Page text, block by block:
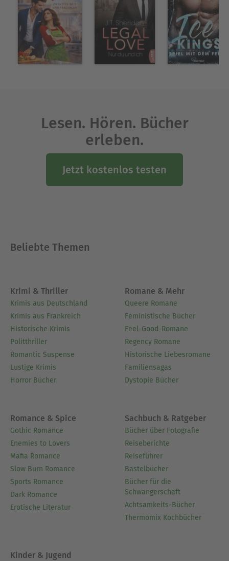
Lesen. Hören. Bücher
erleben.
Jetzt kostenlos testen
Beliebte Themen
Krimi & Thriller
Krimis aus Deutschland
Krimis aus Frankreich
Historische Krimis
Politthriller
Romantic Suspense
Lustige Krimis
Horror Bücher
Romane & Mehr
Queere Romane
Feministische Bücher
Feel-Good-Romane
Regency Romane
Historische Liebesromane
Familiensagas
Dystopie Bücher
Romance & Spice
Gothic Romance
Enemies to Lovers
Mafia Romance
Slow Burn Romance
Sports Romance
Dark Romance
Erotische Literatur
Sachbuch & Ratgeber
Bücher über Fotografie
Reiseberichte
Reiseführer
Bastelbücher
Bücher für die
Schwangerschaft
Achtsamkeits-Bücher
Thermomix Kochbücher
Kinder & Jugend